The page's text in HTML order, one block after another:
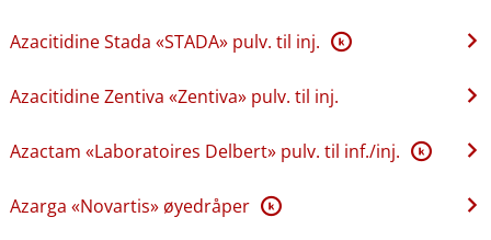
Azacitidine Stada «STADA» pulv. til inj. K
Azacitidine Zentiva «Zentiva» pulv. til inj.
Azactam «Laboratoires Delbert» pulv. til inf.​/​inj. K
Azarga «Novartis» øyedråper K